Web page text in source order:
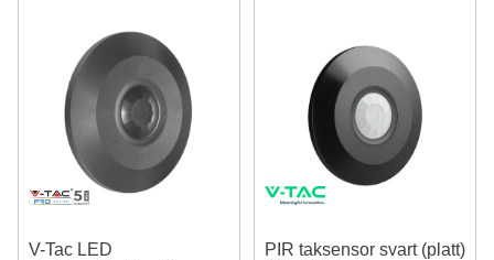
V-Tac LED
PIR taksensor svart (platt)